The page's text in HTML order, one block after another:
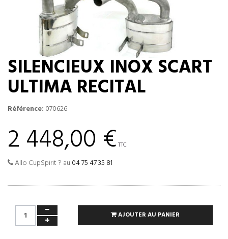
SILENCIEUX INOX SCART
ULTIMA RECITAL
Référence: 070626
2 448,00 € TTC
Allo CupSpirit ? au 04 75 47 35 81
AJOUTER AU PANIER